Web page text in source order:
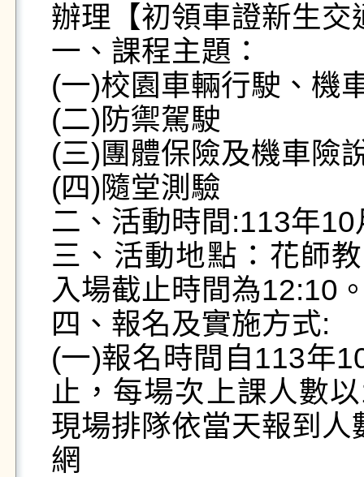
辦理【初領車證新生
一、課程主題：
(一)校園車輛行駛、機
(二)防禦駕駛
(三)團體保險及機車險
(四)隨堂測驗
二、活動時間:113年
三、活動地點：花師
入場截止時間為12:10
四、報名及實施方式:
(一)報名時間自113年
止，每場次上課人數
現場排隊依當天報到